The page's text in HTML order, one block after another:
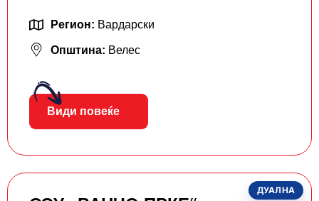
Регион: Вардарски
Општина: Велес
Види повеќе
ДУАЛНА